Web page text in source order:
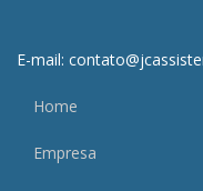
E-mail:
Home
Empresa